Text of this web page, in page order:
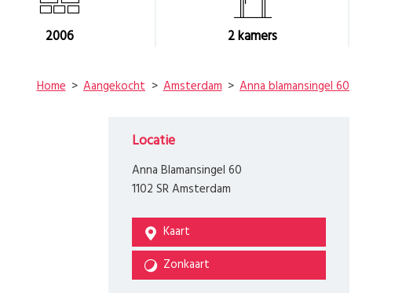
2006 2kamers
Home Aangekocht Amsterdam Anna blamansingel 60
Locatie
Anna Blamansingel 60
1102 SR Amsterdam
Kaart
Zonkaart